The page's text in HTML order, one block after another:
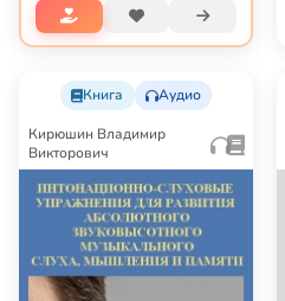
Книга Аудио
Кирюшин Владимир
Викторович